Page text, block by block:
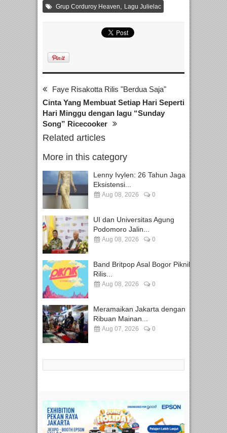
Grup Corduroy Heaven, Lagu Julielac
Faye Risakotta Rilis "Berdua Saja"
Cinta Yang Membuat Setiap Hari Seperti
Hari Minggu dengan lagu “Sunday
Song” Ricecooker
Related articles
More in this category
Lenny Ivylen: 26 Tahun Jaga
Eksistensi...
Aug 08, 2026 0
UI dan Universitas Agung
Podomoro Jalin...
Aug 08, 2026 0
Band Britpop Asal Bogor Piknik
Rilis...
Aug 08, 2026 0
Meramaikan Jakarta dengan
Ribuan Mainan...
Aug 07, 2026 0